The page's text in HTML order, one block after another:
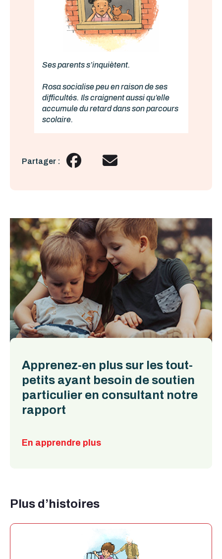
Ses parents s’inquiètent.
Rosa socialise peu en raison de ses
difficultés. Ils craignent aussi qu’elle
accumule du retard dans son parcours
scolaire.
Partager :
Apprenez-en plus sur les tout-
petits ayant besoin de soutien
particulier en consultant notre
rapport
En apprendre plus
Plus d’histoires